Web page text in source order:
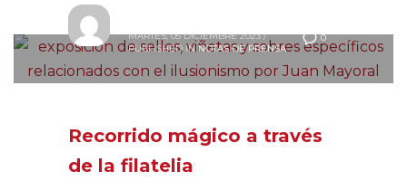
0
MARTES, 05 DICIEMBRE 2023 /
PUBLISHED IN NOTAS DE PRENSA
Recorrido mágico a través
de la filatelia